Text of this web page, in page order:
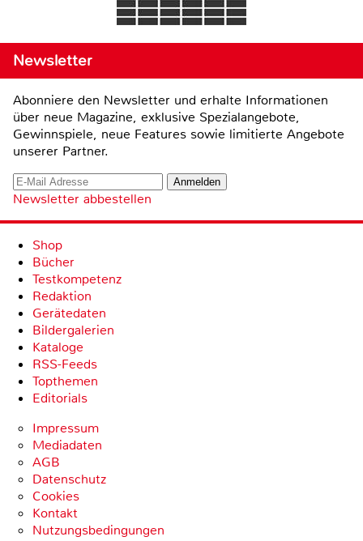
Newsletter
Abonniere den Newsletter und erhalte Informationen
über neue Magazine, exklusive Spezialangebote,
Gewinnspiele, neue Features sowie limitierte Angebote
unserer Partner.
Newsletter abbestellen
Shop
Bücher
Testkompetenz
Redaktion
Gerätedaten
Bildergalerien
Kataloge
RSS-Feeds
Topthemen
Editorials
Impressum
Mediadaten
AGB
Datenschutz
Cookies
Kontakt
Nutzungsbedingungen